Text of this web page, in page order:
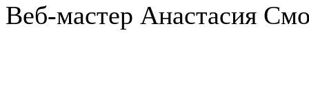
Веб-мастер Анастасия